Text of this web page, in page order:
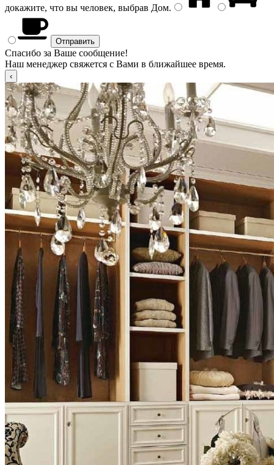
докажите, что вы человек, выбрав Дом.
Спасибо за Ваше сообщение!
Наш менеджер свяжется с Вами в ближайшее время.